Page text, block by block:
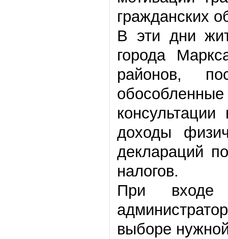
гражданских
В эти дни
города
районов,
доходы
деклараций
налогов.
При входе
выборе